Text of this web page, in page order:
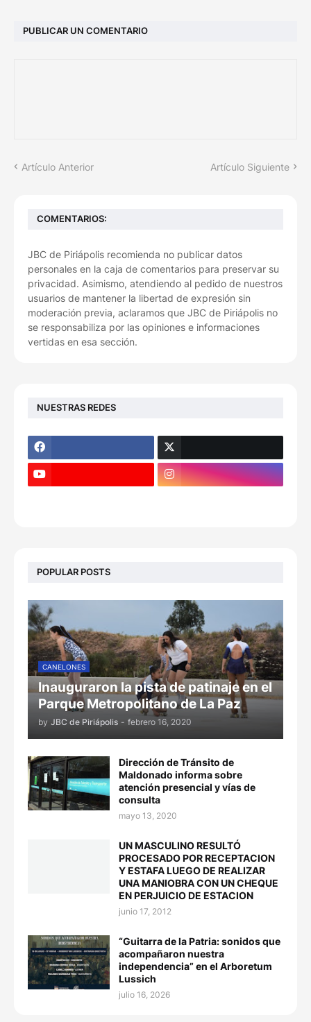
PUBLICAR UN COMENTARIO
Artículo Anterior Artículo Siguiente
COMENTARIOS:
JBC de Piriápolis recomienda no publicar datos
personales en la caja de comentarios para preservar su
privacidad. Asimismo, atendiendo al pedido de nuestros
usuarios de mantener la libertad de expresión sin
moderación previa, aclaramos que JBC de Piriápolis no
se responsabiliza por las opiniones e informaciones
vertidas en esa sección.
NUESTRAS REDES
POPULAR POSTS
CANELONES
Inauguraron la pista de patinaje en el
Parque Metropolitano de La Paz
by JBC de Piriápolis - febrero 16, 2020
Dirección de Tránsito de
Maldonado informa sobre
atención presencial y vías de
consulta
mayo 13, 2020
UN MASCULINO RESULTÓ
PROCESADO POR RECEPTACION
Y ESTAFA LUEGO DE REALIZAR
UNA MANIOBRA CON UN CHEQUE
EN PERJUICIO DE ESTACION
junio 17, 2012
“Guitarra de la Patria: sonidos que
acompañaron nuestra
independencia” en el Arboretum
Lussich
julio 16, 2026